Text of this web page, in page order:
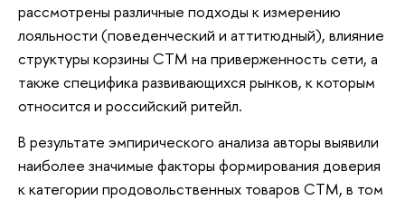
рассмотрены различные подходы к измерению
лояльности (поведенческий и аттитюдный), влияние
структуры корзины СТМ на приверженность сети, а
также специфика развивающихся рынков, к которым
относится и российский ритейл.
В результате эмпирического анализа авторы выявили
наиболее значимые факторы формирования доверия
к категории продовольственных товаров СТМ, в том